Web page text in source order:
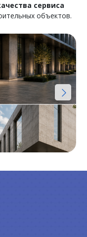
сервиса
объектов.